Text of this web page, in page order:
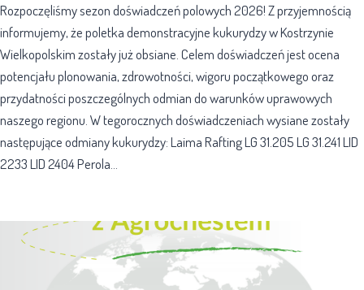
Rozpoczęliśmy sezon doświadczeń polowych 2026! Z przyjemnością
informujemy, że poletka demonstracyjne kukurydzy w Kostrzynie
Wielkopolskim zostały już obsiane. Celem doświadczeń jest ocena
potencjału plonowania, zdrowotności, wigoru początkowego oraz
przydatności poszczególnych odmian do warunków uprawowych
naszego regionu. W tegorocznych doświadczeniach wysiane zostały
następujące odmiany kukurydzy: Laima Rafting LG 31.205 LG 31.241 LID
2233 LID 2404 Perola…